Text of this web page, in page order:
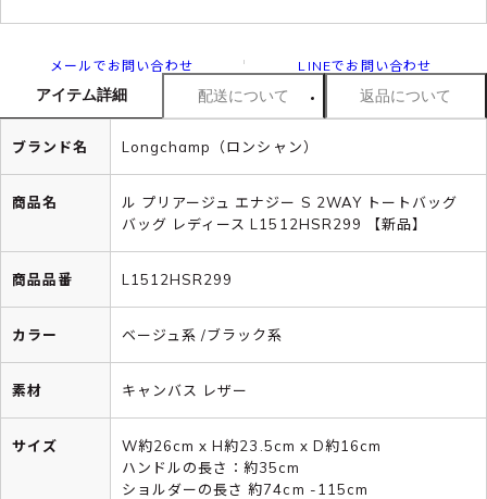
メールでお問い合わせ LINEでお問い合わせ
アイテム詳細 配送について 返品について
ブランド名 Longchamp（ロンシャン）
商品名
ル プリアージュ エナジー S 2WAY トートバッグ
バッグ レディース L1512HSR299 【新品】
商品品番 L1512HSR299
カラー ベージュ系 /ブラック系
素材 キャンバス レザー
サイズ
W約26cm x H約23.5cm x D約16cm
ハンドルの長さ：約35cm
ショルダーの長さ 約74cm -115cm